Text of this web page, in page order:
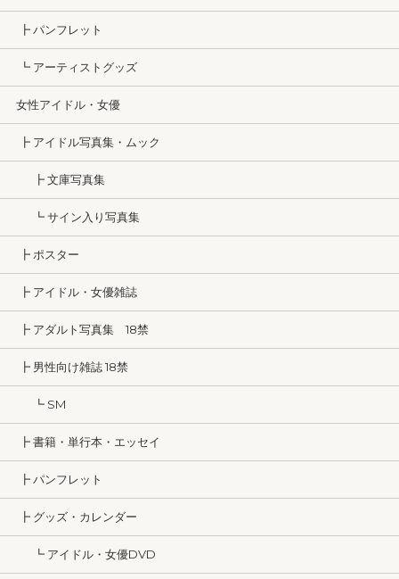
┣ パンフレット
┗ アーティストグッズ
女性アイドル・女優
┣ アイドル写真集・ムック
┣ 文庫写真集
┗ サイン入り写真集
┣ ポスター
┣ アイドル・女優雑誌
┣ アダルト写真集 18禁
┣ 男性向け雑誌 18禁
┗ SM
┣ 書籍・単行本・エッセイ
┣ パンフレット
┣ グッズ・カレンダー
┗ アイドル・女優DVD